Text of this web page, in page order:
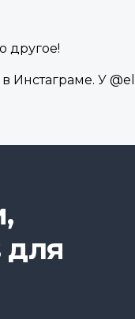
другое!
Инстаграме. У
для